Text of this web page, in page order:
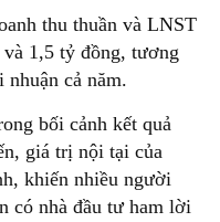
thu thuần và LNST
1,5 tỷ đồng, tương
cả năm.
bối cảnh kết quả
giá trị nội tại của
khiến nhiều người
có nhà đầu tư ham lời